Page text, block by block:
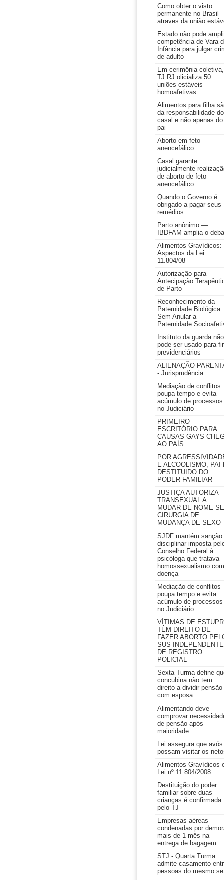
Como obter o visto
permanente no Brasil
atraves da união
Estado não pode
competência de Vara
Infância para julgar
de adulto
Em cerimônia coletiva,
TJ RJ olicializa 50
uniões estáveis
homoafetivas
Alimentos para filha
da responsabilidade do
casal e não apenas do
pai
Aborto em feto
anencefálico
Casal garante
judicialmente
de aborto de feto
anencefálico
Quando o Governo é
obrigado a pagar seus
remédios
Parto anônimo —
IBDFAM amplia o
Alimentos Gravídicos:
Aspectos da Lei
11.804/08
Autorização para
Antecipação
de Parto
Reconhecimento da
Paternidade Biológica
Sem Anular a
Paternidade
Instituto da guarda não
pode ser usado para
previdenciários
ALIENAÇÃO
- Jurisprudência
Mediação de conflitos
poupa tempo e evita
acúmulo de processos
no Judiciário
PRIMEIRO
ESCRITÓRIO PARA
CAUSAS GAYS
AO PAÍS
POR
E ALCOOLISMO, PAI
DESTITUIDO DO
PODER FAMILIAR
JUSTIÇA AUTORIZA
TRANSEXUAL A
MUDAR DE NOME
CIRURGIA DE
MUDANÇA DE SEXO
SJDF mantém sanção
disciplinar imposta
Conselho Federal à
psicóloga que tratava
homossexualismo
doença
Mediação de conflitos
poupa tempo e evita
acúmulo de processos
no Judiciário
VÍTIMAS DE
TÊM DIREITO DE
FAZER ABORTO
SUS INDEPENDENTE
DE REGISTRO
POLICIAL
Sexta Turma define
concubina não tem
direito a dividir pensão
com esposa
Alimentando deve
comprovar
de pensão após
maioridade
Lei assegura que avós
possam visitar os
Alimentos Gravídicos
Lei nº 11.804/2008
Destituição do poder
familiar sobre duas
crianças é confirmada
pelo TJ
Empresas aéreas
condenadas por
mais de 1 mês na
entrega de bagagem
STJ - Quarta Turma
admite casamento
pessoas do mesmo